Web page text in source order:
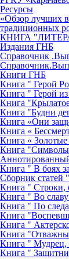
Ресурсы
«Обзор лучших
традиционных
КНИГА
Издания ГНБ
Справочник
Книги ГНБ
Книга " Герой
Книга " Герой
Книга
Книга "Будни
Книга «Они
Книга «
Книга « Золотые
Книга "Символы
Книга " В боях
Сборник
Книга " Строки,
Книга " Во
Книга " По
Книга
Книга "
Книга
Книга " Мудрец,
Книга "